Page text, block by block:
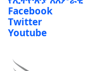
Facebook
Twitter
Youtube